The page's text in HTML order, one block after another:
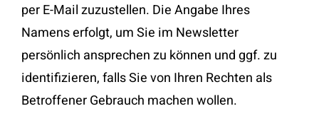
per E-Mail zuzustellen. Die Angabe Ihres
Namens erfolgt, um Sie im Newsletter
persönlich ansprechen zu können und ggf. zu
identifizieren, falls Sie von Ihren Rechten als
Betroffener Gebrauch machen wollen.